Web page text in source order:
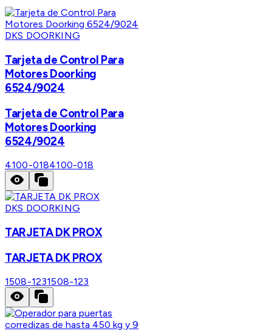
DKS DOORKING
Tarjeta de Control Para
Motores Doorking
6524/9024
Tarjeta de Control Para
Motores Doorking
6524/9024
4100-0184100-018
DKS DOORKING
TARJETA DK PROX
TARJETA DK PROX
1508-1231508-123